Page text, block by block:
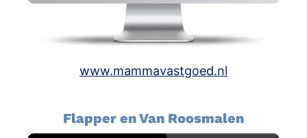
www.mammavastgoed.nl
Flapper en Van Roosmalen